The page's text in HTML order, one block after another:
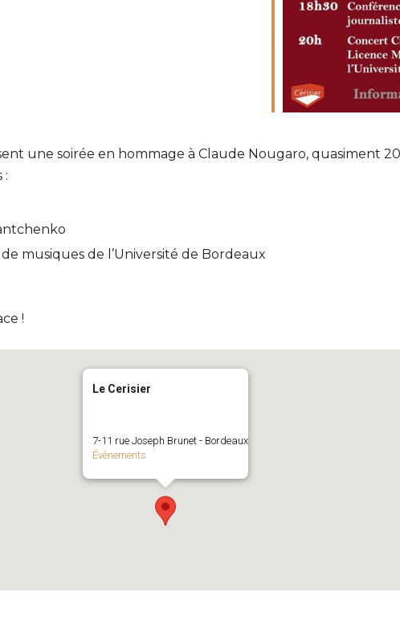
une soirée en hommage à Claude Nougaro, quasiment
:
musiques de l’Université de Bordeaux
!
Le Cerisier
7-11 rue Joseph Brunet - Bordeaux
Évènements